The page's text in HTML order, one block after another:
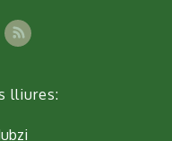
lliures: